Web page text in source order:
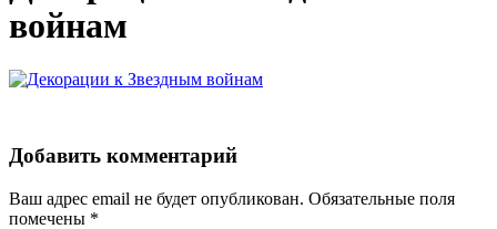
войнам
Добавить комментарий
Ваш адрес email не будет опубликован. Обязательные поля
помечены *